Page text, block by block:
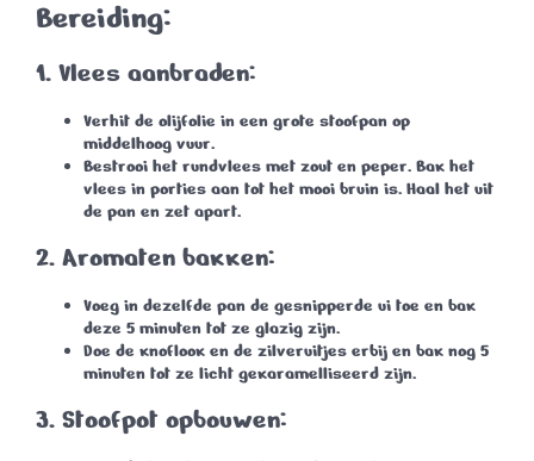
Bereiding:
1. Vlees aanbraden:
Verhit de olijfolie in een grote stoofpan op
middelhoog vuur.
Bestrooi het rundvlees met zout en peper. Bak het
vlees in porties aan tot het mooi bruin is. Haal het uit
de pan en zet apart.
2. Aromaten bakken:
Voeg in dezelfde pan de gesnipperde ui toe en bak
deze 5 minuten tot ze glazig zijn.
Doe de knoflook en de zilveruitjes erbij en bak nog 5
minuten tot ze licht gekaramelliseerd zijn.
3. Stoofpot opbouwen: